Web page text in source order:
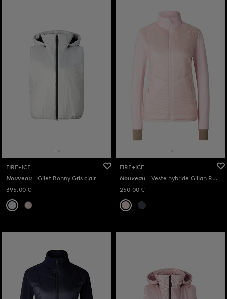
FIRE+ICE
Nouveau
Gilet Bonny Gris clair
395,00 €
FIRE+ICE
Nouveau
Veste hybride Gilian Rose
250,00 €